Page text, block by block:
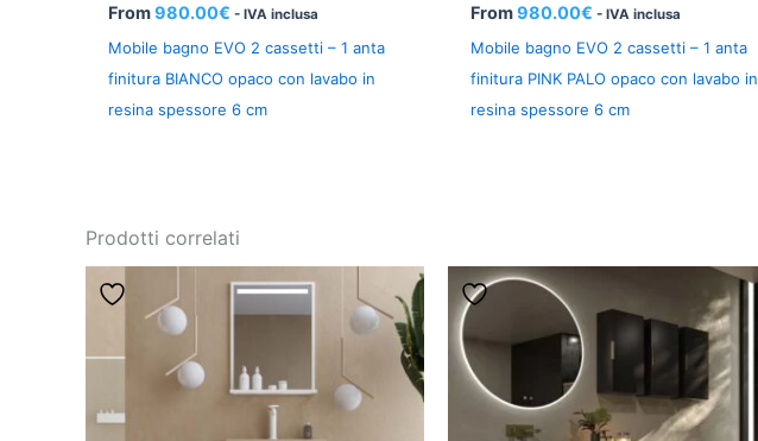
From980.00€ - IVA inclusa
Mobile bagno EVO 2 cassetti – 1 anta
finitura BIANCO opaco con lavabo in
resina spessore 6 cm
From980.00€ - IVA inclusa
Mobile bagno EVO 2 cassetti – 1 anta
finitura PINK PALO opaco con lavabo in
resina spessore 6 cm
Prodotti correlati